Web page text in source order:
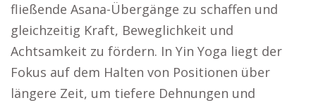
fließende Asana-Übergänge zu schaffen und
gleichzeitig Kraft, Beweglichkeit und
Achtsamkeit zu fördern. In Yin Yoga liegt der
Fokus auf dem Halten von Positionen über
längere Zeit, um tiefere Dehnungen und